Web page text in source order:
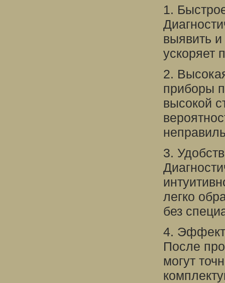
1.
выявить и
ускоряет
2.
приборы
высокой
3.
легко
без
4.
После
могут